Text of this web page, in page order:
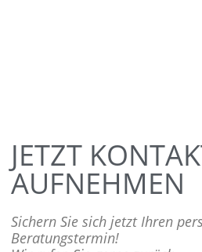
JETZT
AUFNEHMEN
Sichern Sie sich jetzt Ihren
Beratungstermin!